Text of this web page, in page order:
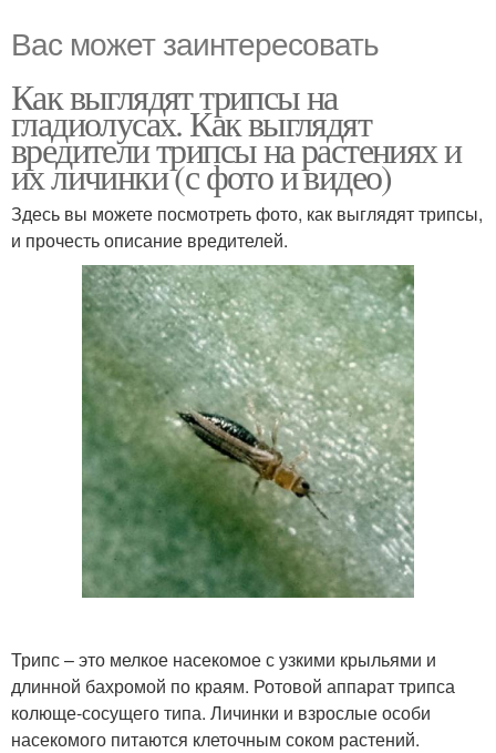
Вас может заинтересовать
Как выглядят трипсы на
гладиолусах. Как выглядят
вредители трипсы на растениях и
их личинки (с фото и видео)
Здесь вы можете посмотреть фото, как выглядят трипсы,
и прочесть описание вредителей.
Трипс – это мелкое насекомое с узкими крыльями и
длинной бахромой по краям. Ротовой аппарат трипса
колюще-сосущего типа. Личинки и взрослые особи
насекомого питаются клеточным соком растений.